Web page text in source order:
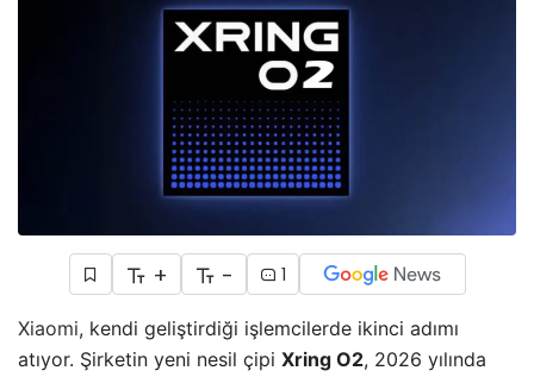
+ - 1
Xiaomi, kendi geliştirdiği işlemcilerde ikinci adımı
atıyor. Şirketin yeni nesil çipi Xring O2, 2026 yılında